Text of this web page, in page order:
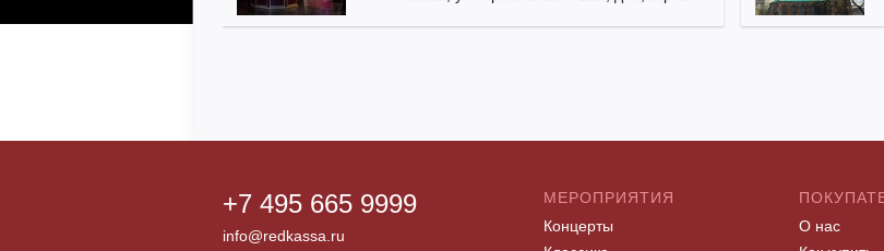
+7 495 665 9999
info@redkassa.ru
МЕРОПРИЯТИЯ
Концерты
О нас